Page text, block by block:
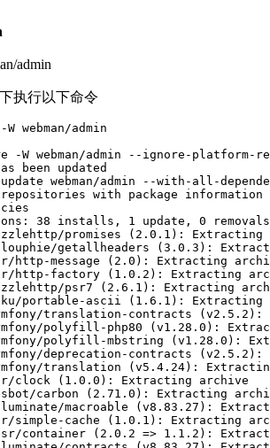
admin
执行以下命令
webman/admin
-W webman/admin --ignore-
been updated
update webman/admin --with-all-
repositories with package information
38 installs, 1 update, 0 removals
promises (2.0.1): Extracting
getallheaders (3.0.3):
message (2.0): Extracting
http-factory (1.0.2): Extracting
psr7 (2.6.1): Extracting
portable-ascii (1.6.1): Extracting
translation-contracts (v2.5.2):
polyfill-php80 (v1.28.0):
polyfill-mbstring (v1.28.0):
deprecation-contracts (v2.5.2):
translation (v5.4.24):
(1.0.0): Extracting archive
carbon (2.71.0): Extracting
macroable (v8.83.27):
cache (1.0.1): Extracting
container (2.0.2 => 1.1.2):